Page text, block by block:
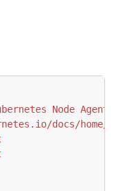
Node Agent
docs/home/